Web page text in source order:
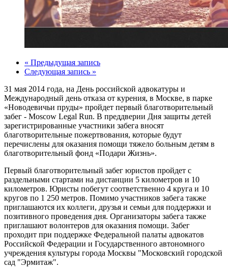
« Предыдущая запись
Следующая запись »
31 мая 2014 года, на День российской адвокатуры и
Международный день отказа от курения, в Москве, в парке
«Новодевичьи пруды» пройдет первый благотворительный
забег - Moscow Legal Run. В преддверии Дня защиты детей
зарегистрированные участники забега вносят
благотворительные пожертвования, которые будут
перечислены для оказания помощи тяжело больным детям в
благотворительный фонд «Подари Жизнь».
Первый благотворительный забег юристов пройдет с
раздельными стартами на дистанции 5 километров и 10
километров. Юристы побегут соответственно 4 круга и 10
кругов по 1 250 метров. Помимо участников забега также
приглашаются их коллеги, друзья и семьи для поддержки и
позитивного проведения дня. Организаторы забега также
приглашают волонтеров для оказания помощи. Забег
проходит при поддержке Федеральной палаты адвокатов
Российской Федерации и Государственного автономного
учреждения культуры города Москвы "Московский городской
сад "Эрмитаж".